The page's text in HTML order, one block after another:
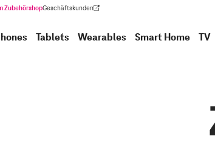
ZubehörshopGeschäftskunden
(Wird in einem neuen Tab geöffnet)
Tablets Wearables Smart Home TV